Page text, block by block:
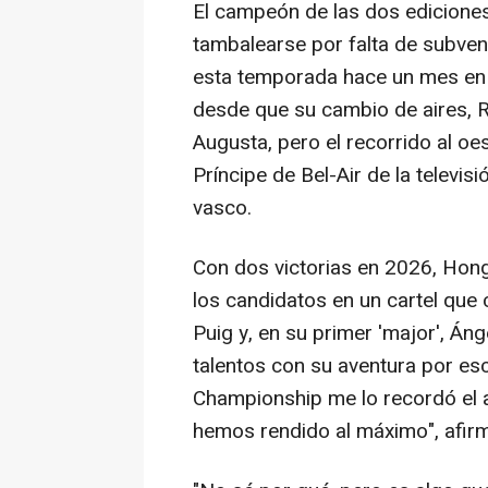
El campeón de las dos
tambalearse por falta de
esta temporada hace un mes
desde que su cambio de aires,
Augusta, pero el recorrido al
Príncipe de Bel-Air de la
vasco.
Con dos victorias en 2026,
los candidatos en un cartel
Puig y, en su primer 'major',
talentos con su aventura por
Championship me lo recordó
hemos rendido al máximo",